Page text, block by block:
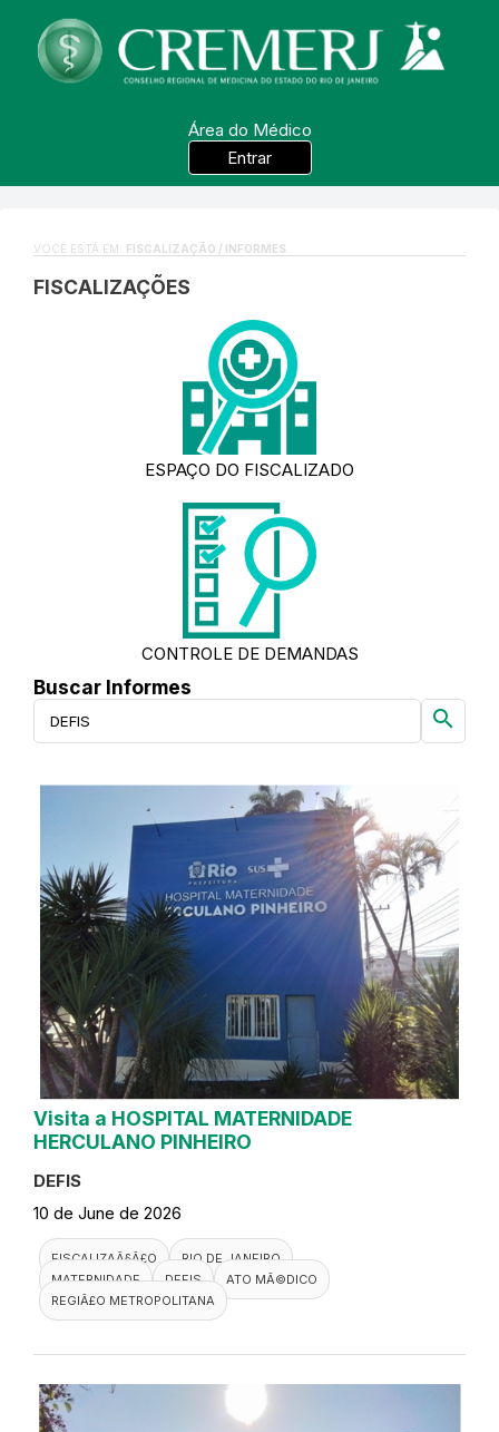
Área do Médico
Entrar
VOCÊ ESTÁ EM: FISCALIZAÇÃO / INFORMES
FISCALIZAÇÕES
ESPAÇO DO FISCALIZADO
CONTROLE DE DEMANDAS
Buscar Informes
search
Visita a HOSPITAL MATERNIDADE
HERCULANO PINHEIRO
DEFIS
10 de June de 2026
FISCALIZAÃ§Ã£O
RIO DE JANEIRO
MATERNIDADE
DEFIS
ATO MÃ©DICO
REGIÃ£O METROPOLITANA